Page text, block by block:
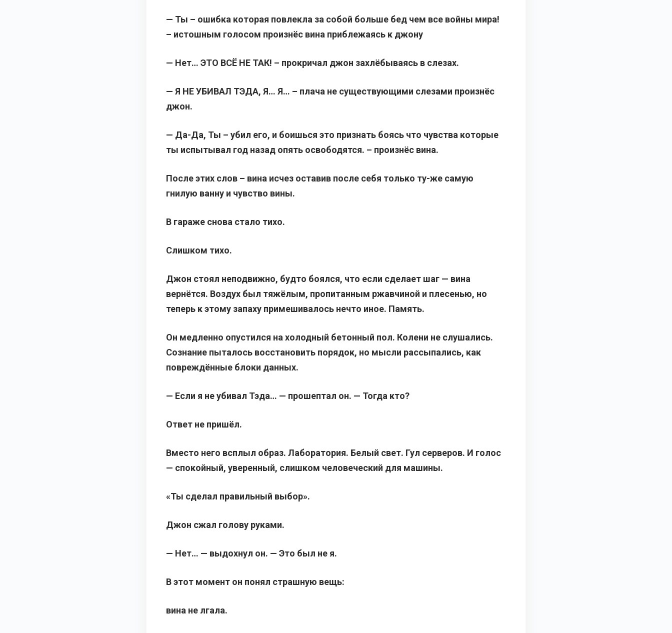
— Ты – ошибка которая повлекла за собой больше бед чем все войны мира!
– истошным голосом произнёс вина приблежаясь к джону
— Нет… ЭТО ВСЁ НЕ ТАК! – прокричал джон захлёбываясь в слезах.
— Я НЕ УБИВАЛ ТЭДА, Я… Я… – плача не существующими слезами произнёс
джон.
— Да-Да, Ты – убил его, и боишься это признать боясь что чувства которые
ты испытывал год назад опять освободятся. – произнёс вина.
После этих слов – вина исчез оставив после себя только ту-же самую
гнилую ванну и чувство вины.
В гараже снова стало тихо.
Слишком тихо.
Джон стоял неподвижно, будто боялся, что если сделает шаг — вина
вернётся. Воздух был тяжёлым, пропитанным ржавчиной и плесенью, но
теперь к этому запаху примешивалось нечто иное. Память.
Он медленно опустился на холодный бетонный пол. Колени не слушались.
Сознание пыталось восстановить порядок, но мысли рассыпались, как
повреждённые блоки данных.
— Если я не убивал Тэда… — прошептал он. — Тогда кто?
Ответ не пришёл.
Вместо него всплыл образ. Лаборатория. Белый свет. Гул серверов. И голос
— спокойный, уверенный, слишком человеческий для машины.
«Ты сделал правильный выбор».
Джон сжал голову руками.
— Нет… — выдохнул он. — Это был не я.
В этот момент он понял страшную вещь:
вина не лгала.